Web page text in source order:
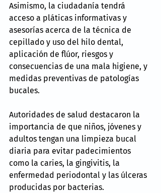
Asimismo, la ciudadanía tendrá
acceso a pláticas informativas y
asesorías acerca de la técnica de
cepillado y uso del hilo dental,
aplicación de flúor, riesgos y
consecuencias de una mala higiene, y
medidas preventivas de patologías
bucales.
Autoridades de salud destacaron la
importancia de que niños, jóvenes y
adultos tengan una limpieza bucal
diaria para evitar padecimientos
como la caries, la gingivitis, la
enfermedad periodontal y las úlceras
producidas por bacterias.